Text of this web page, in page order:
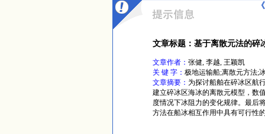
文章标题：基于离散元法的碎
文章作者： 张健, 李越, 王颖凯
关 键 字： 极地运输船;离散元方法;
文章摘要： 为探讨船舶在碎冰区航
建立碎冰区海冰的离散元模型，数
度情况下冰阻力的变化规律。最后
方法在船冰相互作用中具有可行性